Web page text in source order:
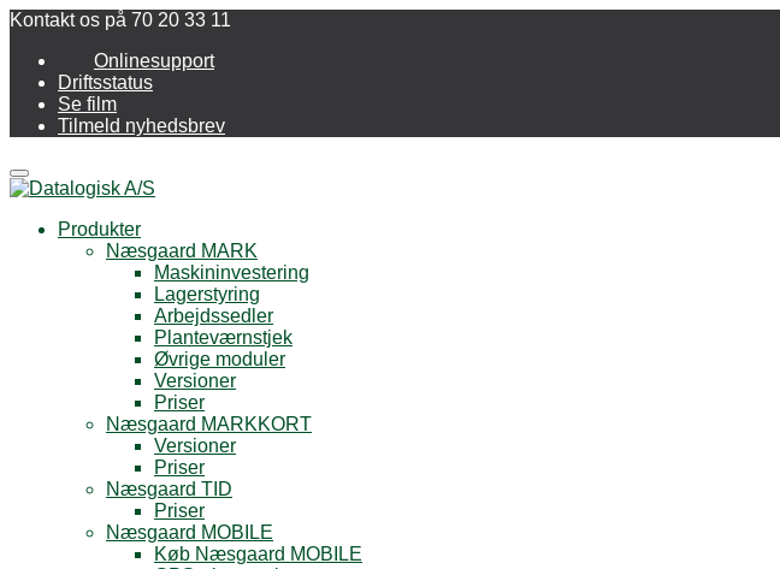
Kontakt os på 70 20 33 11
Onlinesupport
Driftsstatus
Se film
Tilmeld nyhedsbrev
Menu
Produkter
Næsgaard MARK
Maskininvestering
Lagerstyring
Arbejdssedler
Planteværnstjek
Øvrige moduler
Versioner
Priser
Næsgaard MARKKORT
Versioner
Priser
Næsgaard TID
Priser
Næsgaard MOBILE
Køb Næsgaard MOBILE